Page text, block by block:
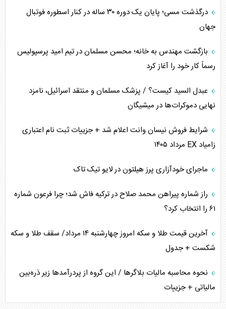
اربعین، کابوس مشترک تل‌آویو-واشنگتندرگذشت مسی؛ پایان یک دوره ۳۰ ساله در کنار اسطوره فوتبال
جهان
بازگشت مهندس به خانه؛ محسن مسلمان در تیم امید پرسپولیس
رسماً کار خود را آغاز کرد
عبدل السید کیست؟ / پزشک مسلمان و منتقد اسرائیل، نامزد
نهایی دموکرات‌ها در میشیگان
شرایط فروش نیسان وانت اعلام شد + جزییات ثبت نام اعتباری
زامیاد EX مرداد ۱۴۰۵
ماجرای خودآزاری پرز هیلتون در لایو تیک تاک
راز شماره پیراهن محمد صلاح در ترکیه فاش شد؛ چرا فرعون شماره
۶۱ را انتخاب کرد؟
آخرین قیمت طلا و سکه امروز چهارشنبه ۱۴ مرداد/ سقف طلا و سکه
شکست + جدول
نحوه محاسبه مالیات بلاگر‌ها / این گروه از پردرآمد‌ها زیر ذره‌بین
مالیاتی + جزییات